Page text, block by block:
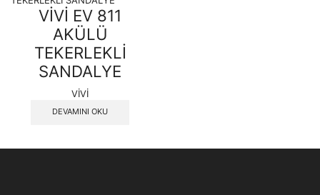
VİVİ EV 811
AKÜLÜ
TEKERLEKLİ
SANDALYE
VİVİ
DEVAMINI OKU